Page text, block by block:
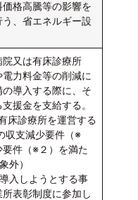
格高騰等の影響を
、省エネルギー設
又は有床診療所
力料金等の削減に
導入する際に、そ
援金を支給する。
床診療所を運営する
収支減少要件（※
要件（※２）を満た
外）
入しようとする事
表彰制度に参加し